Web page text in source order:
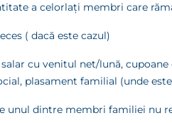
a celorlaţi membri care
( dacă este cazul)
cu venitul net/lună,
plasament familial (unde
unul dintre membri familiei nu